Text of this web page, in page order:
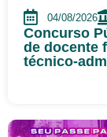
04/08/2026
Concurso
de docente
técnico-